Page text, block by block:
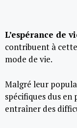
L’espérance de
contribuent à
mode de vie.
Malgré leur
spécifiques dus
entraîner des